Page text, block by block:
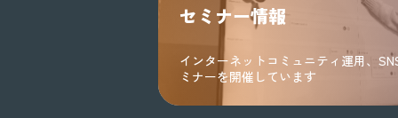
セミナー情報
インターネットコミュニティ運用、
ミナーを開催しています